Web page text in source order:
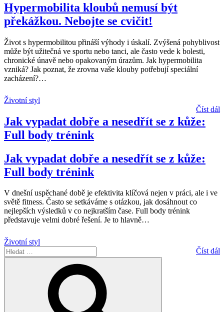
Hypermobilita kloubů nemusí být
překážkou. Nebojte se cvičit!
Život s hypermobilitou přináší výhody i úskalí. Zvýšená pohyblivost
může být užitečná ve sportu nebo tanci, ale často vede k bolesti,
chronické únavě nebo opakovaným úrazům. Jak hypermobilita
vzniká? Jak poznat, že zrovna vaše klouby potřebují speciální
zacházení?…
Životní styl
Číst dál
Jak vypadat dobře a nesedřít se z kůže:
Full body trénink
Jak vypadat dobře a nesedřít se z kůže:
Full body trénink
V dnešní uspěchané době je efektivita klíčová nejen v práci, ale i ve
světě fitness. Často se setkáváme s otázkou, jak dosáhnout co
nejlepších výsledků v co nejkratším čase. Full body trénink
představuje velmi dobré řešení. Je to hlavně…
Životní styl
Číst dál
Hledat: